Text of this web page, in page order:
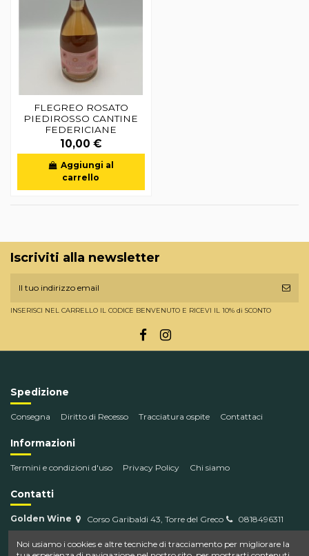
FLEGREO ROSATO
PIEDIROSSO CANTINE
FEDERICIANE
10,00 €
Aggiungi al
carrello
Iscriviti alla newsletter
INSERISCI NEL CARRELLO IL CODICE BENVENUTO E RICEVI IL 10% di SCONTO
Spedizione
Consegna Diritto di Recesso Tracciatura ospite Contattaci
Informazioni
Termini e condizioni d'uso Privacy Policy Chi siamo
Contatti
Golden Wine Corso Garibaldi 43, Torre del Greco
0818496311
info@goldenwine.com
Noi usiamo i cookies e altre tecniche di tracciamento per migliorare la